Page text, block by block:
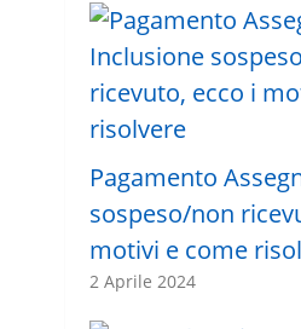
Pagamento
sospeso/non
motivi e come
2 Aprile 2024